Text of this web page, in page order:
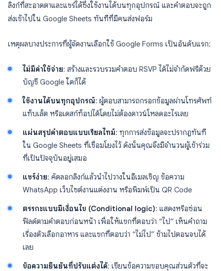
ลิงก์ที่สะอาดตาและแชร์ได้ซึ่งใช้งานได้บนทุกอุปกรณ์ และคำตอบจะถูก
ส่งเข้าไปใน Google Sheets ทันทีที่มีคนส่งฟอร์ม
เหตุผลบางประการที่ผู้จัดงานเลือกใช้ Google Forms เป็นอันดับแรก:
ไม่มีค่าใช้จ่าย: สร้างและรวบรวมคำตอบ RSVP ได้ไม่จำกัดฟรีด้วย
บัญชี Google ใดก็ได้
ใช้งานได้บนทุกอุปกรณ์: ผู้ตอบสามารถกรอกข้อมูลผ่านโทรศัพท์
แท็บเล็ต หรือเดสก์ท็อปได้โดยไม่ต้องดาวน์โหลดอะไรเลย
แผ่นสรุปคำตอบแบบเรียลไทม์: ทุกการส่งข้อมูลจะปรากฏทันที
ใน Google Sheets ที่เชื่อมโยงไว้ ดังนั้นคุณจึงมีจำนวนผู้เข้าร่วม
ที่เป็นปัจจุบันอยู่เสมอ
แชร์ง่าย: คัดลอกลิงก์แล้วนำไปวางในอีเมลเชิญ ข้อความ
WhatsApp เว็บไซต์งานแต่งงาน หรือพิมพ์เป็น QR Code
ตรรกะแบบมีเงื่อนไข (Conditional logic): แสดงหรือซ่อน
ฟิลด์ตามคำตอบก่อนหน้า เพื่อให้แขกที่ตอบว่า “ไป” เห็นคำถาม
เรื่องตัวเลือกอาหาร และแขกที่ตอบว่า “ไม่ไป” ข้ามไปตอนจบได้
เลย
ข้อความยืนยันที่ปรับแต่งได้: เขียนข้อความขอบคุณส่วนตัวที่จะ